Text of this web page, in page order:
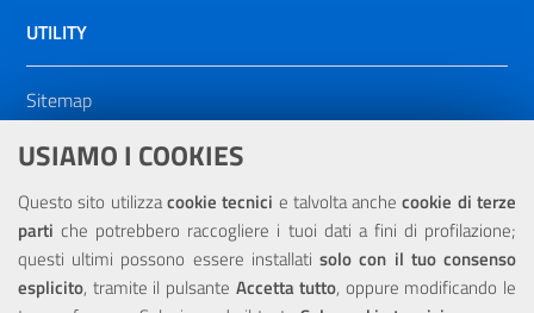
USIAMO I COOKIES
Questo sito utilizzacookie tecnici e talvolta anchecookie di terze
parti che potrebbero raccogliere i tuoi dati a fini di profilazione;
questi ultimi possono essere installatisolo con il tuo consenso
esplicito, tramite il pulsante Accetta tutto, oppure modificando le
UTILITY
Sitemap
Dichiarazione di accessibilità
NOTE LEGALI
Privacy